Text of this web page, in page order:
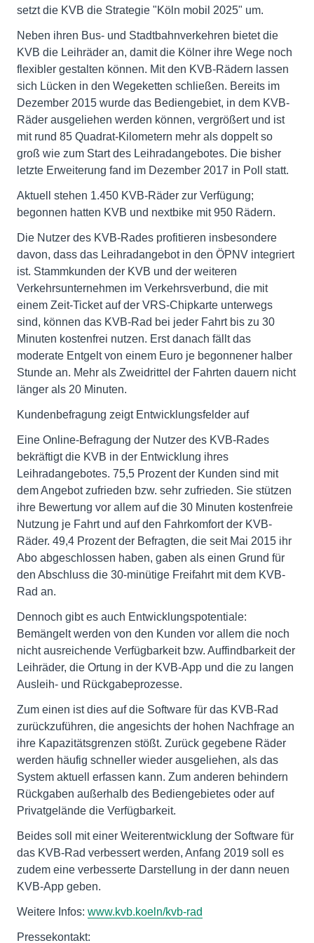
setzt die KVB die Strategie "Köln mobil 2025" um.
Neben ihren Bus- und Stadtbahnverkehren bietet die
KVB die Leihräder an, damit die Kölner ihre Wege noch
flexibler gestalten können. Mit den KVB-Rädern lassen
sich Lücken in den Wegeketten schließen. Bereits im
Dezember 2015 wurde das Bediengebiet, in dem KVB-
Räder ausgeliehen werden können, vergrößert und ist
mit rund 85 Quadrat-Kilometern mehr als doppelt so
groß wie zum Start des Leihradangebotes. Die bisher
letzte Erweiterung fand im Dezember 2017 in Poll statt.
Aktuell stehen 1.450 KVB-Räder zur Verfügung;
begonnen hatten KVB und nextbike mit 950 Rädern.
Die Nutzer des KVB-Rades profitieren insbesondere
davon, dass das Leihradangebot in den ÖPNV integriert
ist. Stammkunden der KVB und der weiteren
Verkehrsunternehmen im Verkehrsverbund, die mit
einem Zeit-Ticket auf der VRS-Chipkarte unterwegs
sind, können das KVB-Rad bei jeder Fahrt bis zu 30
Minuten kostenfrei nutzen. Erst danach fällt das
moderate Entgelt von einem Euro je begonnener halber
Stunde an. Mehr als Zweidrittel der Fahrten dauern nicht
länger als 20 Minuten.
Kundenbefragung zeigt Entwicklungsfelder auf
Eine Online-Befragung der Nutzer des KVB-Rades
bekräftigt die KVB in der Entwicklung ihres
Leihradangebotes. 75,5 Prozent der Kunden sind mit
dem Angebot zufrieden bzw. sehr zufrieden. Sie stützen
ihre Bewertung vor allem auf die 30 Minuten kostenfreie
Nutzung je Fahrt und auf den Fahrkomfort der KVB-
Räder. 49,4 Prozent der Befragten, die seit Mai 2015 ihr
Abo abgeschlossen haben, gaben als einen Grund für
den Abschluss die 30-minütige Freifahrt mit dem KVB-
Rad an.
Dennoch gibt es auch Entwicklungspotentiale:
Bemängelt werden von den Kunden vor allem die noch
nicht ausreichende Verfügbarkeit bzw. Auffindbarkeit der
Leihräder, die Ortung in der KVB-App und die zu langen
Ausleih- und Rückgabeprozesse.
Zum einen ist dies auf die Software für das KVB-Rad
zurückzuführen, die angesichts der hohen Nachfrage an
ihre Kapazitätsgrenzen stößt. Zurück gegebene Räder
werden häufig schneller wieder ausgeliehen, als das
System aktuell erfassen kann. Zum anderen behindern
Rückgaben außerhalb des Bediengebietes oder auf
Privatgelände die Verfügbarkeit.
Beides soll mit einer Weiterentwicklung der Software für
das KVB-Rad verbessert werden, Anfang 2019 soll es
zudem eine verbesserte Darstellung in der dann neuen
KVB-App geben.
Weitere Infos: www.kvb.koeln/kvb-rad
Pressekontakt: